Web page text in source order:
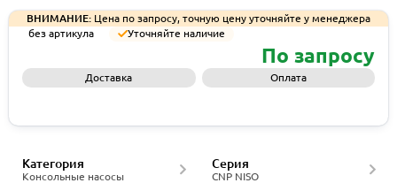
ВНИМАНИЕ: Цена по запросу, точную цену уточняйте у менеджера
без артикула
Уточняйте наличие
По запросу
Доставка Оплата
Консольные насосы
Категория
CNP NISO
Серия